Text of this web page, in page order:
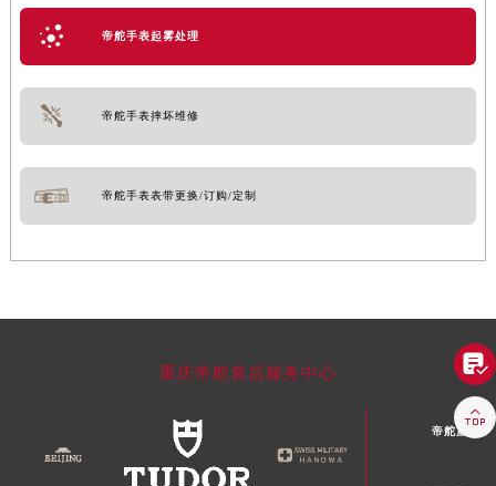
帝舵手表起雾处理
帝舵手表摔坏维修
帝舵手表表带更换/订购/定制
重庆帝舵售后服务中心
帝舵重庆市

